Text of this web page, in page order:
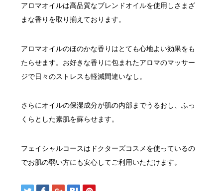
アロマオイルは高品質なブレンドオイルを使用しさまざ
まな香りを取り揃えております。
アロマオイルのほのかな香りはとても心地よい効果をも
たらせます。お好きな香りに包まれたアロマのマッサー
ジで日々のストレスも軽減間違いなし。
さらにオイルの保湿成分が肌の内部までうるおし、ふっ
くらとした素肌を蘇らせます。
フェイシャルコースはドクターズコスメを使っているの
でお肌の弱い方にも安心してご利用いただけます。